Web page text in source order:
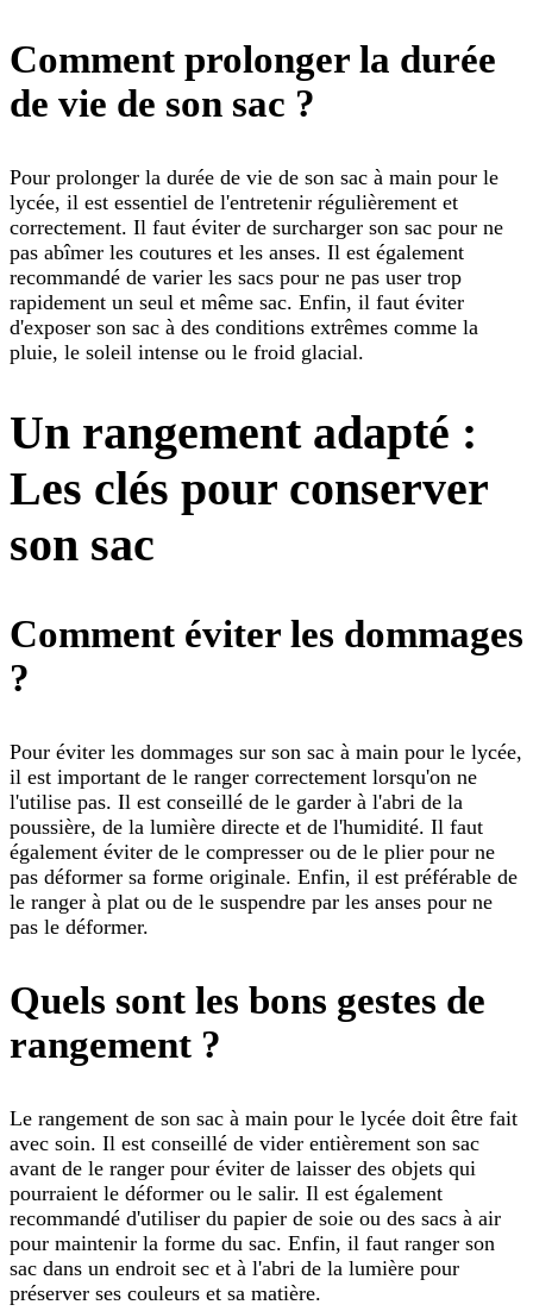
Comment prolonger la durée
de vie de son sac ?
Pour prolonger la durée de vie de son sac à main pour le
lycée, il est essentiel de l'entretenir régulièrement et
correctement. Il faut éviter de surcharger son sac pour ne
pas abîmer les coutures et les anses. Il est également
recommandé de varier les sacs pour ne pas user trop
rapidement un seul et même sac. Enfin, il faut éviter
d'exposer son sac à des conditions extrêmes comme la
pluie, le soleil intense ou le froid glacial.
Un rangement adapté :
Les clés pour conserver
son sac
Comment éviter les dommages
?
Pour éviter les dommages sur son sac à main pour le lycée,
il est important de le ranger correctement lorsqu'on ne
l'utilise pas. Il est conseillé de le garder à l'abri de la
poussière, de la lumière directe et de l'humidité. Il faut
également éviter de le compresser ou de le plier pour ne
pas déformer sa forme originale. Enfin, il est préférable de
le ranger à plat ou de le suspendre par les anses pour ne
pas le déformer.
Quels sont les bons gestes de
rangement ?
Le rangement de son sac à main pour le lycée doit être fait
avec soin. Il est conseillé de vider entièrement son sac
avant de le ranger pour éviter de laisser des objets qui
pourraient le déformer ou le salir. Il est également
recommandé d'utiliser du papier de soie ou des sacs à air
pour maintenir la forme du sac. Enfin, il faut ranger son
sac dans un endroit sec et à l'abri de la lumière pour
préserver ses couleurs et sa matière.